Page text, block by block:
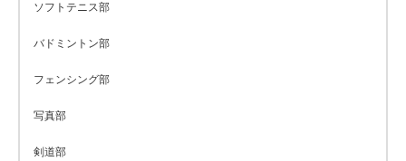
ソフトテニス部
バドミントン部
フェンシング部
写真部
剣道部